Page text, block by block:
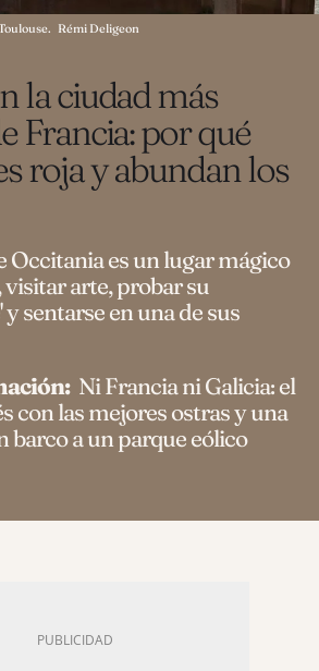
la ciudad más
Francia: por qué
roja y abundan los
Occitania es un lugar mágico
visitar arte, probar su
sentarse en una de sus
Ni Francia ni Galicia: el
con las mejores ostras y una
barco a un parque eólico
Rémi Deligeon